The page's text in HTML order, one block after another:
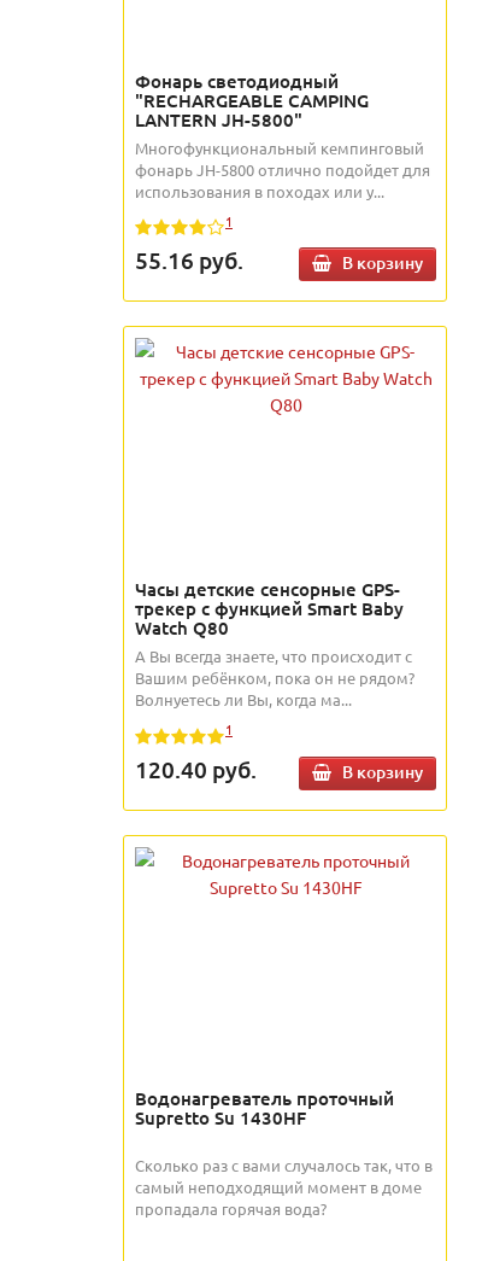
Фонарь светодиодный
"RECHARGEABLE CAMPING
LANTERN JH-5800"
Многофункциональный кемпинговый
фонарь JH-5800 отлично подойдет для
использования в походах или у...
1
55.16 руб. В корзину
Часы детские сенсорные GPS-
трекер с функцией Smart Baby
Watch Q80
А Вы всегда знаете, что происходит с
Вашим ребёнком, пока он не рядом?
Волнуетесь ли Вы, когда ма...
1
120.40 руб. В корзину
Водонагреватель проточный
Supretto Su 1430HF
Сколько раз с вами случалось так, что в
самый неподходящий момент в доме
пропадала горячая вода?